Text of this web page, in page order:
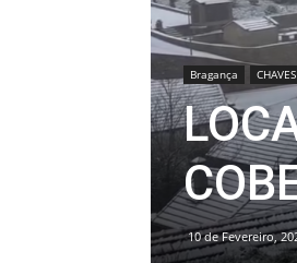
Bragança CHAVES
10 de Fevereiro,